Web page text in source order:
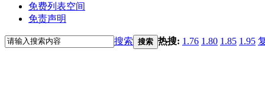
免费列表空间
免责声明
搜索 搜索 热搜: 1.76 1.80 1.85 1.95